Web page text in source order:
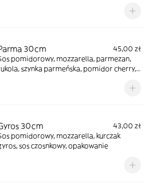
30cm
45,00 zł
pomidorowy, mozzarella, parmezan,
szynka parmeńska, pomidor cherry,
30cm
43,00 zł
pomidorowy, mozzarella, kurczak
sos czosnkowy, opakowanie